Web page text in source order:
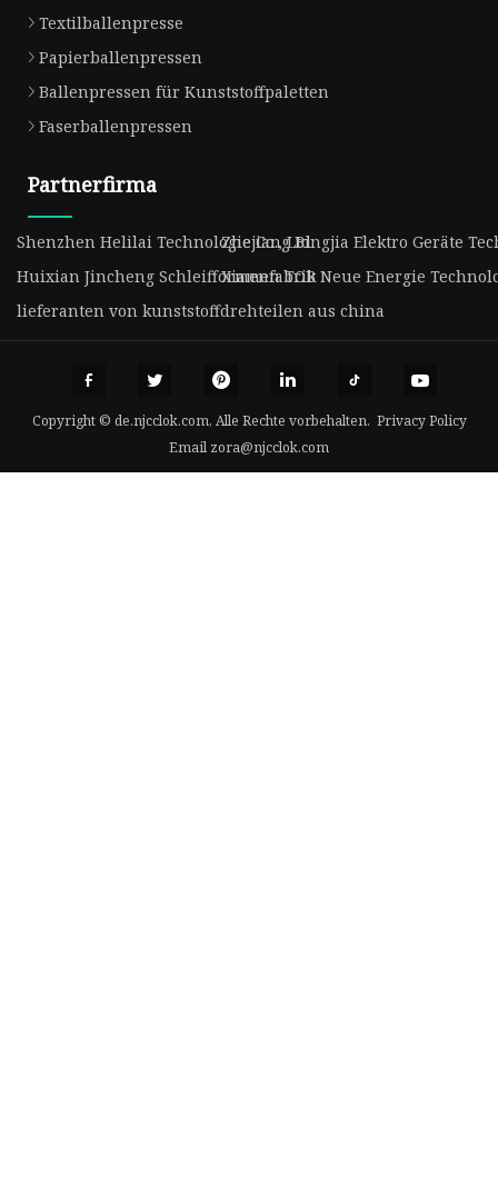
Textilballenpresse
Papierballenpressen
Ballenpressen für Kunststoffpaletten
Faserballenpressen
Partnerfirma
Shenzhen Helilai Technologie Co., LtdZhejiang Bingjia Elektro Geräte
Huixian Jincheng SchleifformenfabrikXiamen TOB Neue Energie
lieferanten von kunststoffdrehteilen aus china
Copyright © de.njcclok.com, Alle Rechte vorbehalten. Privacy Policy
Email zora@njcclok.com